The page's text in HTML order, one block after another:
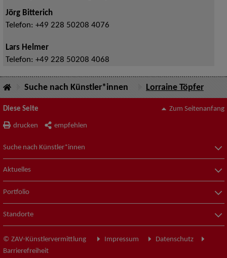
Jörg Bitterich
Telefon: +49 228 50208 4076
Lars Helmer
Telefon: +49 228 50208 4068
Suche nach Künstler*innen Lorraine Töpfer
Diese Seite
drucken empfehlen
Zum Seitenanfang
Suche nach Künstler*innen
Aktuelles
Portfolio
Standorte
© ZAV-Künstlervermittlung Impressum
Datenschutz
Barrierefreiheit